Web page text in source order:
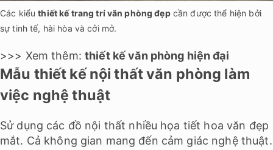
Các kiểuthiết kế trang trí văn phòng đẹpcần được thể hiện bởi
sự tinh tế, hài hòa và cởi mở.
>>> Xem thêm: thiết kế văn phòng hiện đại
Mẫu thiết kế nội thất văn phòng làm
việc nghệ thuật
Sử dụng các đồ nội thất nhiều họa tiết hoa văn đẹp
mắt. Cả không gian mang đến cảm giác nghệ thuật.